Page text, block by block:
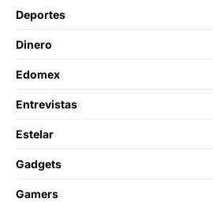
Deportes
Dinero
Edomex
Entrevistas
Estelar
Gadgets
Gamers